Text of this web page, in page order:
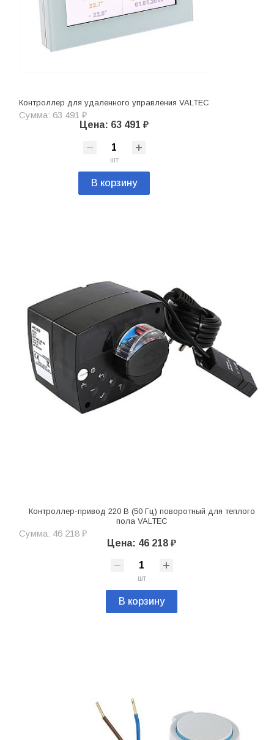
Контроллер для удаленного управления VALTEC
Сумма: 63 491 ₽
Цена: 63 491 ₽
шт
В корзину
Контроллер-привод 220 В (50 Гц) поворотный для теплого
пола VALTEC
Сумма: 46 218 ₽
Цена: 46 218 ₽
шт
В корзину